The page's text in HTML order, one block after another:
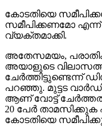
കോടതിയെ
സമീപിക്കണമോ എന്ന്
വ്യക്തമാക്കി.
അതേസമയം,
അയാളുടെ
ചേര്‍ത്തിട്ടുണ്ടെന്ന്
പറഞ്ഞു. മുട്ടട
ആണ് വോട്ട്
20 പേര്‍
കോടതിയെ